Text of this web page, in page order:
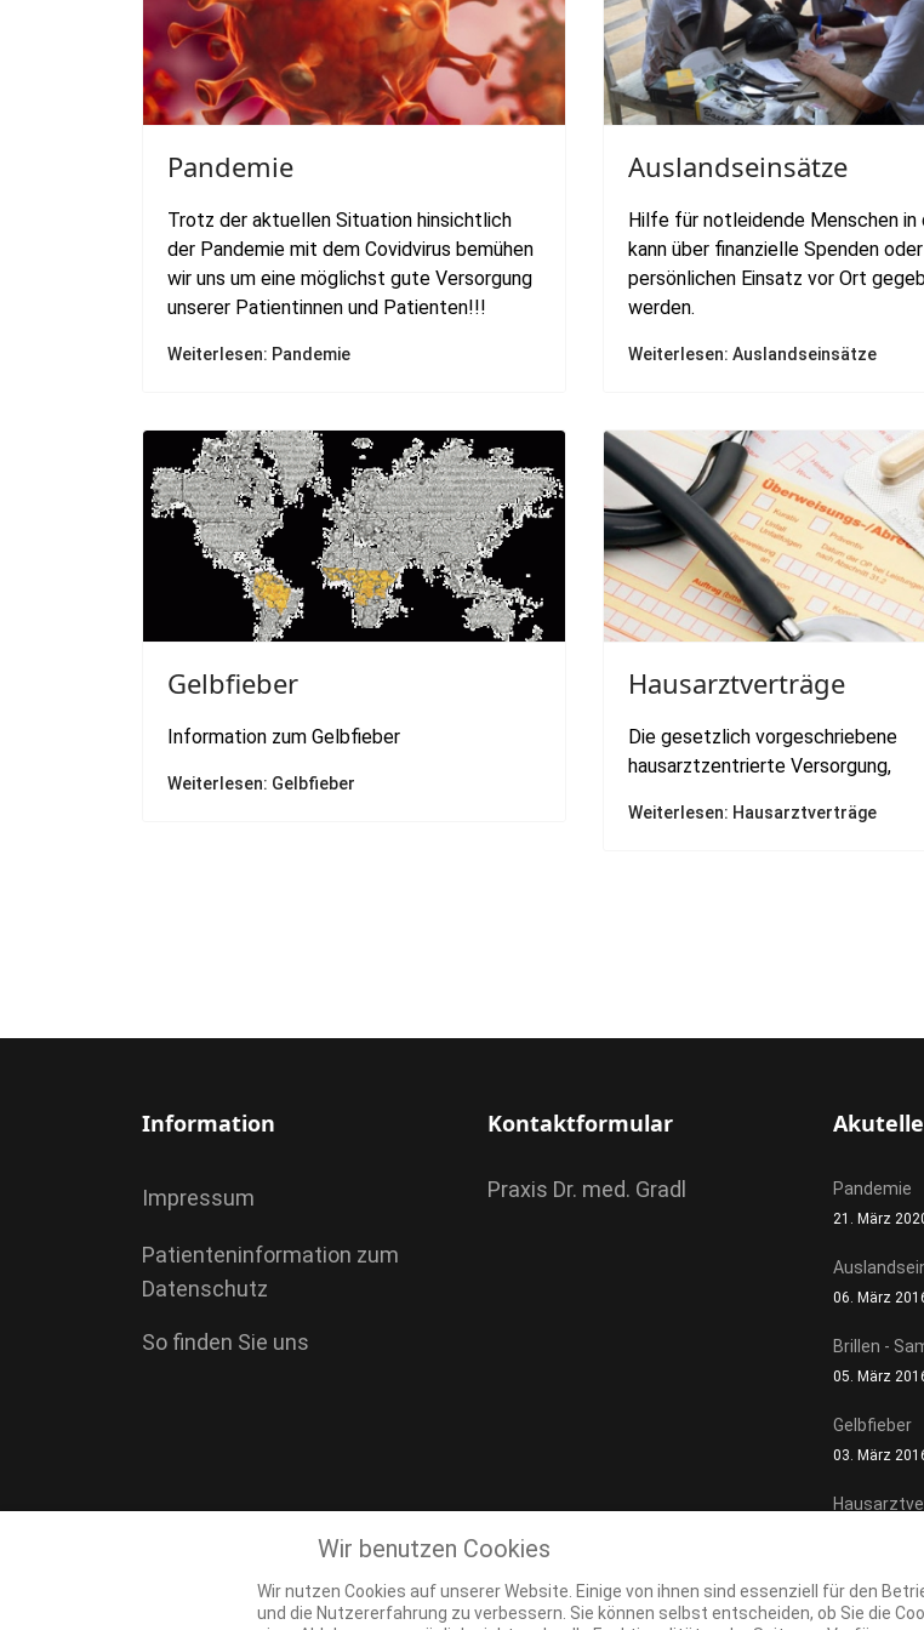
Pandemie
Trotz der aktuellen Situation hinsichtlich
der Pandemie mit dem Covidvirus bemühen
wir uns um eine möglichst gute Versorgung
unserer Patientinnen und Patienten!!!
Weiterlesen: Pandemie
Auslandseinsätze
Hilfe für notleidende Menschen in
kann über finanzielle Spenden oder
persönlichen Einsatz vor Ort
werden.
Weiterlesen: Auslandseinsätze
Gelbfieber
Information zum Gelbfieber
Weiterlesen: Gelbfieber
Hausarztverträge
Die gesetzlich vorgeschriebene
hausarztzentrierte Versorgung,
Weiterlesen: Hausarztverträge
Information
Impressum
Patienteninformation zum
Datenschutz
So finden Sie uns
Kontaktformular
Praxis Dr. med. Gradl Pandemie
21. März
06. März
Brillen -
05. März
Gelbfieber
03. März
Wir benutzen Cookies
Wir nutzen Cookies auf unserer Website. Einige von ihnen sind essenziell für den
und die Nutzererfahrung zu verbessern. Sie können selbst entscheiden, ob Sie die